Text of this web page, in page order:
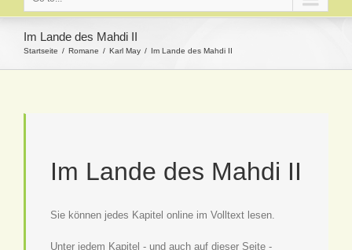
Im Lande des Mahdi II
Startseite Romane Karl May Im Lande des Mahdi II
Im Lande des Mahdi II
Sie können jedes Kapitel online im Volltext lesen.
Unter jedem Kapitel - und auch auf dieser Seite -